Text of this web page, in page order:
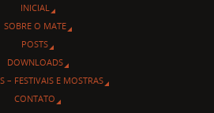
INICIAL
SOBRE O MATE
POSTS
DOWNLOADS
– FESTIVAIS E MOSTRAS
CONTATO